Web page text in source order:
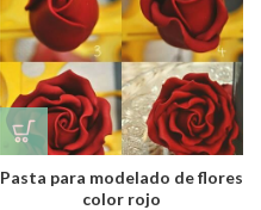
Pasta para modelado de flores
color rojo